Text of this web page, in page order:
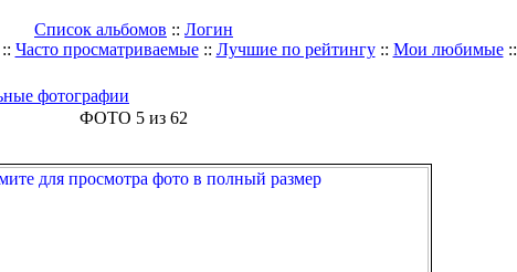
Список альбомов :: Логин
:: Часто просматриваемые:: Лучшие по рейтингу:: Мои любимые::
фотографии
ФОТО 5 из 62